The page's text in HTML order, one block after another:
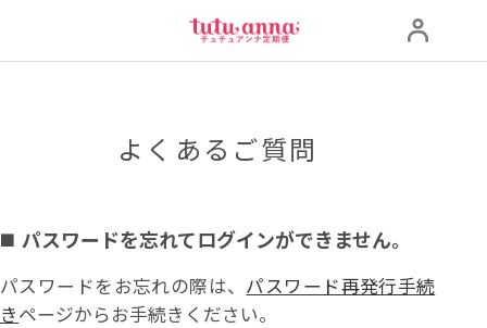
よくあるご質問
パスワードを忘れてログインができません。
パスワードをお忘れの際は、 パスワード再発行手続
きページからお手続きください。